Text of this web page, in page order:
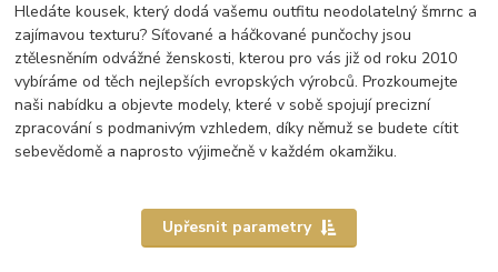
Hledáte kousek, který dodá vašemu outfitu neodolatelný šmrnc a
zajímavou texturu? Síťované a háčkované punčochy jsou
ztělesněním odvážné ženskosti, kterou pro vás již od roku 2010
vybíráme od těch nejlepších evropských výrobců. Prozkoumejte
naši nabídku a objevte modely, které v sobě spojují precizní
zpracování s podmanivým vzhledem, díky němuž se budete cítit
sebevědomě a naprosto výjimečně v každém okamžiku.
Upřesnit parametry